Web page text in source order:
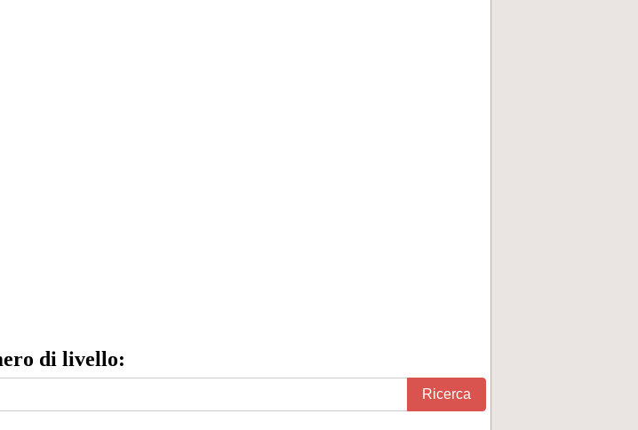
di livello:
Ricerca